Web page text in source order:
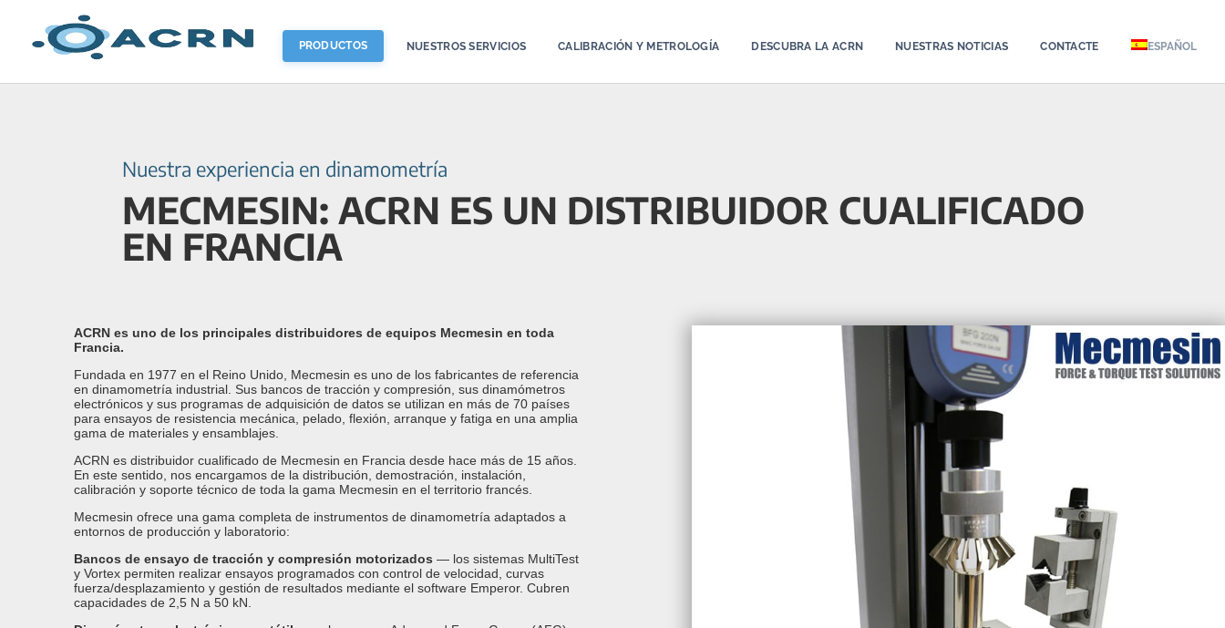
PRODUCTOS NUESTROS SERVICIOS CALIBRACIÓN Y METROLOGÍA DESCUBRA LA ACRN NUESTRAS NOTICIAS CONTACTE ESPAÑOL
Nuestra experiencia en dinamometría
MECMESIN: ACRN ES UN DISTRIBUIDOR CUALIFICADO
EN FRANCIA
ACRN es uno de los principales distribuidores de equipos Mecmesin en toda
Francia.
Fundada en 1977 en el Reino Unido, Mecmesin es uno de los fabricantes de referencia
en dinamometría industrial. Sus bancos de tracción y compresión, sus dinamómetros
electrónicos y sus programas de adquisición de datos se utilizan en más de 70 países
para ensayos de resistencia mecánica, pelado, flexión, arranque y fatiga en una amplia
gama de materiales y ensamblajes.
ACRN es distribuidor cualificado de Mecmesin en Francia desde hace más de 15 años.
En este sentido, nos encargamos de la distribución, demostración, instalación,
calibración y soporte técnico de toda la gama Mecmesin en el territorio francés.
Mecmesin ofrece una gama completa de instrumentos de dinamometría adaptados a
entornos de producción y laboratorio:
Bancos de ensayo de tracción y compresión motorizados — los sistemas MultiTest
y Vortex permiten realizar ensayos programados con control de velocidad, curvas
fuerza/desplazamiento y gestión de resultados mediante el software Emperor. Cubren
capacidades de 2,5 N a 50 kN.